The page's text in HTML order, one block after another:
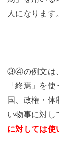
人になります。
③④の例文は
「終焉」を
国、政権・体
い物事に対し
に対しては使